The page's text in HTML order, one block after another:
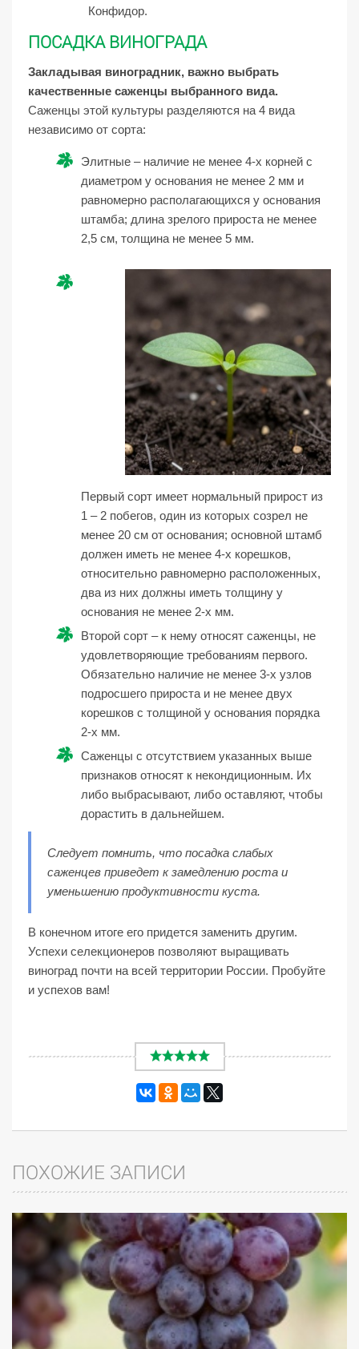
Конфидор.
ПОСАДКА ВИНОГРАДА
Закладывая виноградник, важно выбрать
качественные саженцы выбранного вида.
Саженцы этой культуры разделяются на 4 вида
независимо от сорта:
Элитные – наличие не менее 4-х корней с
диаметром у основания не менее 2 мм и
равномерно располагающихся у основания
штамба; длина зрелого прироста не менее
2,5 см, толщина не менее 5 мм.
Первый сорт имеет нормальный прирост из
1 – 2 побегов, один из которых созрел не
менее 20 см от основания; основной штамб
должен иметь не менее 4-х корешков,
относительно равномерно расположенных,
два из них должны иметь толщину у
основания не менее 2-х мм.
Второй сорт – к нему относят саженцы, не
удовлетворяющие требованиям первого.
Обязательно наличие не менее 3-х узлов
подросшего прироста и не менее двух
корешков с толщиной у основания порядка
2-х мм.
Саженцы с отсутствием указанных выше
признаков относят к некондиционным. Их
либо выбрасывают, либо оставляют, чтобы
дорастить в дальнейшем.
Следует помнить, что посадка слабых
саженцев приведет к замедлению роста и
уменьшению продуктивности куста.
В конечном итоге его придется заменить другим.
Успехи селекционеров позволяют выращивать
виноград почти на всей территории России. Пробуйте
и успехов вам!
ПОХОЖИЕ ЗАПИСИ